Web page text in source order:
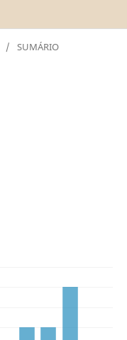
/ SUMÁRIO